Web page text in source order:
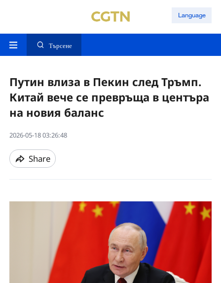
Language
Търсене
Путин влиза в Пекин след Тръмп.
Китай вече се превръща в центъра
на новия баланс
2026-05-18 03:26:48
Share